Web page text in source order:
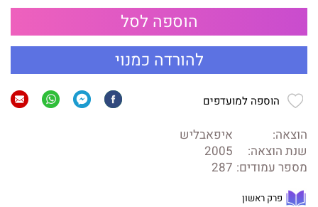
הוספה לסל
להורדה כמנוי
הוספה למועדפים
הוצאה:
איפאבליש
שנת הוצאה:
2005
מספר עמודים: 287
פרק ראשון